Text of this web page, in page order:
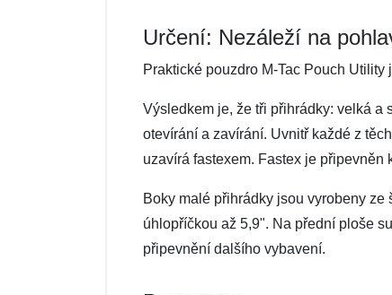
Určení: Nezáleží na
Praktické pouzdro M-Tac Pouch
Výsledkem je, že tři přihrádky: velká a
otevírání a zavírání. Uvnitř každé z
uzavírá fastexem. Fastex je
Boky malé přihrádky jsou vyrobeny
úhlopříčkou až 5,9". Na přední ploše
připevnění dalšího vybavení.